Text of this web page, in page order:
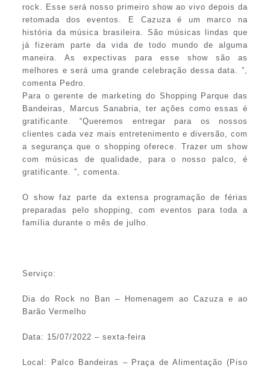
rock. Esse será nosso primeiro show ao vivo depois da
retomada dos eventos. E Cazuza é um marco na
história da música brasileira. São músicas lindas que
já fizeram parte da vida de todo mundo de alguma
maneira. As expectivas para esse show são as
melhores e será uma grande celebração dessa data. ”,
comenta Pedro.
Para o gerente de marketing do Shopping Parque das
Bandeiras, Marcus Sanabria, ter ações como essas é
gratificante. “Queremos entregar para os nossos
clientes cada vez mais entretenimento e diversão, com
a segurança que o shopping oferece. Trazer um show
com músicas de qualidade, para o nosso palco, é
gratificante. ”, comenta.
O show faz parte da extensa programação de férias
preparadas pelo shopping, com eventos para toda a
família durante o mês de julho.
Serviço:
Dia do Rock no Ban – Homenagem ao Cazuza e ao
Barão Vermelho
Data: 15/07/2022 – sexta-feira
Local: Palco Bandeiras – Praça de Alimentação (Piso